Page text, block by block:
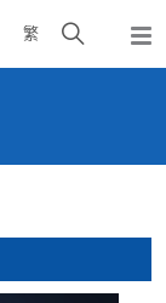
繁
开
弹
出